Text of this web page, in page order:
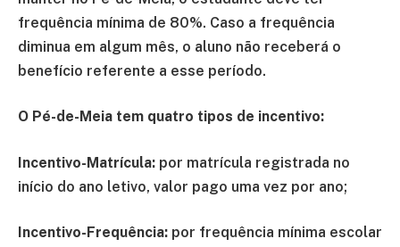
frequência mínima de 80%. Caso a frequência
diminua em algum mês, o aluno não receberá o
benefício referente a esse período.
O Pé-de-Meia tem quatro tipos de incentivo:
Incentivo-Matrícula: por matrícula registrada no
início do ano letivo, valor pago uma vez por ano;
Incentivo-Frequência: por frequência mínima escolar